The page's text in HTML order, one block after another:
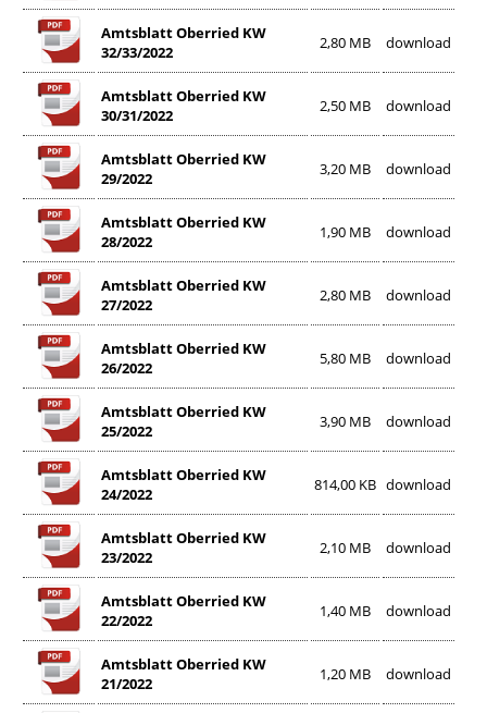
Amtsblatt Oberried KW
32/33/2022
2,80 MB download
Amtsblatt Oberried KW
30/31/2022
2,50 MB download
Amtsblatt Oberried KW
29/2022
3,20 MB download
Amtsblatt Oberried KW
28/2022
1,90 MB download
Amtsblatt Oberried KW
27/2022
2,80 MB download
Amtsblatt Oberried KW
26/2022
5,80 MB download
Amtsblatt Oberried KW
25/2022
3,90 MB download
Amtsblatt Oberried KW
24/2022
814,00 KB download
Amtsblatt Oberried KW
23/2022
2,10 MB download
Amtsblatt Oberried KW
22/2022
1,40 MB download
Amtsblatt Oberried KW
21/2022
1,20 MB download